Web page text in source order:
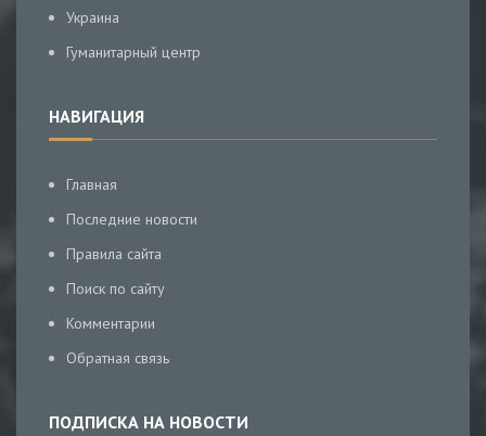
Украина
Гуманитарный центр
НАВИГАЦИЯ
Главная
Последние новости
Правила сайта
Поиск по сайту
Комментарии
Обратная связь
ПОДПИСКА НА НОВОСТИ